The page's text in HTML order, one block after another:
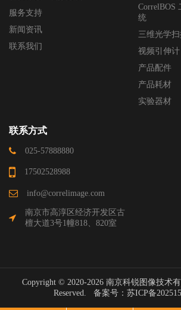
服务支持
新闻资讯
联系我们
CorrelBOS
统
三维光学
视频引伸计
产品配件
产品耗材
实验器材
联系方式
025-57888880
17502528988
info@correlimage.com
南京市高淳区经济开发区古
檀大道3号1幢818、820室
Copyright © 2020-2026 南京科锐图像技术
Reserved. 备案号： 苏ICP备